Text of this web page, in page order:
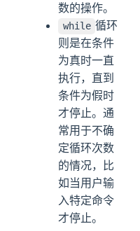
数的操作。
while 循环
则是在条件
为真时一直
执行，直到
条件为假时
才停止。通
常用于不确
定循环次数
的情况，比
如当用户输
入特定命令
才停止。